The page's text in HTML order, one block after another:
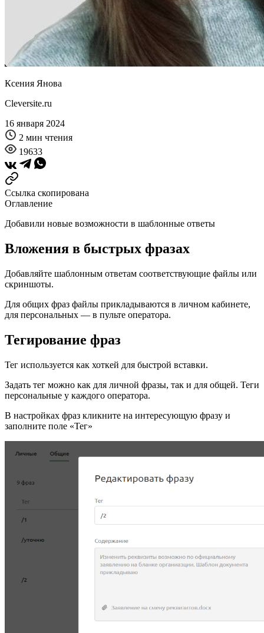
Ксения Янова
Cleversite.ru
16 января 2024
2 мин чтения
19633
Ссылка скопирована
Оглавление
Добавили новые возможности в шаблонные ответы
Вложения в быстрых фразах
Добавляйте шаблонным ответам соответствующие файлы или
скриншоты.
Для общих фраз файлы прикладываются в личном кабинете,
для персональных — в пульте оператора.
Тегирование фраз
Тег используется как хоткей для быстрой вставки.
Задать тег можно как для личной фразы, так и для общей. Теги
персональные у каждого оператора.
В настройках фраз кликните на интересующую фразу и
заполните поле «Тег»